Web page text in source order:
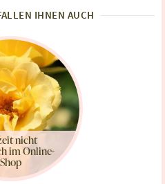
IHNEN AUCH
nicht
im Online-
Shop